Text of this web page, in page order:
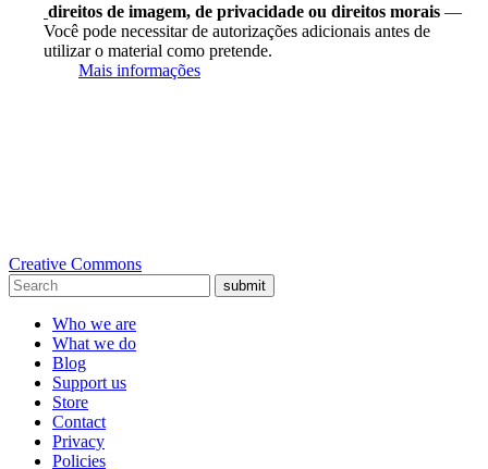
direitos de imagem, de privacidade ou direitos morais —
Você pode necessitar de autorizações adicionais antes de
utilizar o material como pretende.
Mais informações
Creative Commons
submit
Who we are
What we do
Blog
Support us
Store
Contact
Privacy
Policies